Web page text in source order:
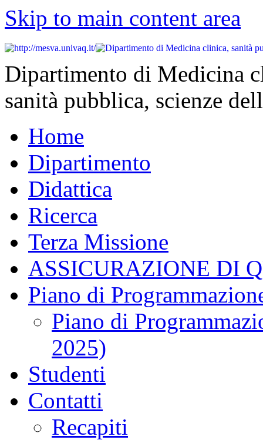
Skip to main content area
Dipartimento di Medicina
sanità pubblica, scienze
Home
Dipartimento
Didattica
Ricerca
Terza Missione
ASSICURAZIONE DI
Piano di
Piano di
2025)
Studenti
Contatti
Recapiti